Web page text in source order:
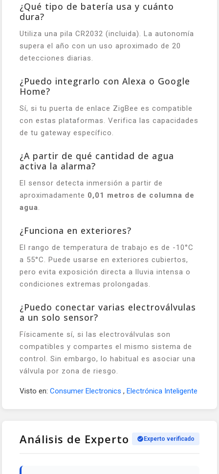
¿Qué tipo de batería usa y cuánto
dura?
Utiliza una pila CR2032 (incluida). La autonomía
supera el año con un uso aproximado de 20
detecciones diarias.
¿Puedo integrarlo con Alexa o Google
Home?
Sí, si tu puerta de enlace ZigBee es compatible
con estas plataformas. Verifica las capacidades
de tu gateway específico.
¿A partir de qué cantidad de agua
activa la alarma?
El sensor detecta inmersión a partir de
aproximadamente 0,01 metros de columna de
agua.
¿Funciona en exteriores?
El rango de temperatura de trabajo es de -10°C
a 55°C. Puede usarse en exteriores cubiertos,
pero evita exposición directa a lluvia intensa o
condiciones extremas prolongadas.
¿Puedo conectar varias electroválvulas
a un solo sensor?
Físicamente sí, si las electroválvulas son
compatibles y compartes el mismo sistema de
control. Sin embargo, lo habitual es asociar una
válvula por zona de riesgo.
Visto en: Consumer Electronics , Electrónica Inteligente
Análisis de Experto Experto verificado